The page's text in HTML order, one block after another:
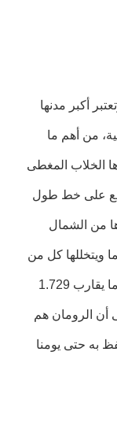
أكبر مدنها
من أهم ما
الخلاب المغطى
تقع على خط طول
تحدها من الشمال
ويتخللها كل من
يقارب 1.729
أن الرومان هم
به حتى يومنا